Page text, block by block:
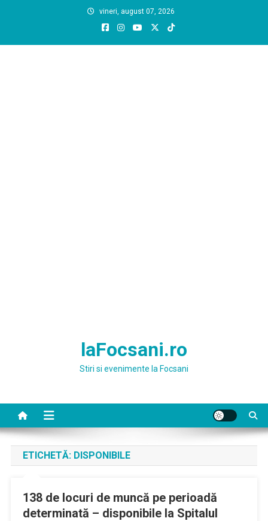
vineri, august 07, 2026
laFocsani.ro
Stiri si evenimente la Focsani
ETICHETĂ: DISPONIBILE
138 de locuri de muncă pe perioadă
determinată – disponibile la Spitalul